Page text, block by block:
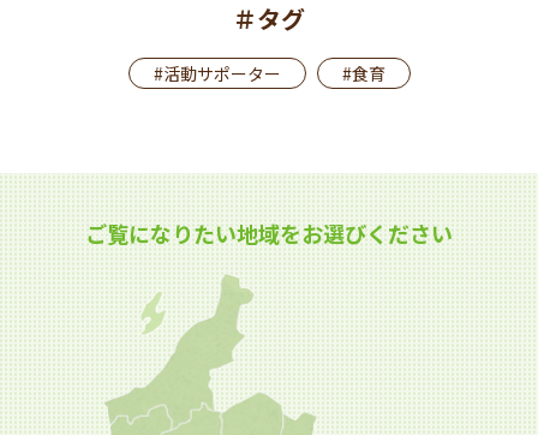
＃タグ
#活動サポーター #食育
ご覧になりたい地域をお選びください